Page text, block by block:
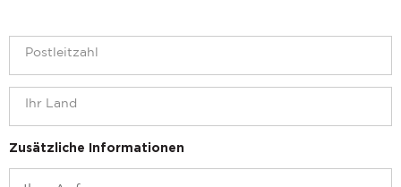
Zusätzliche Informationen